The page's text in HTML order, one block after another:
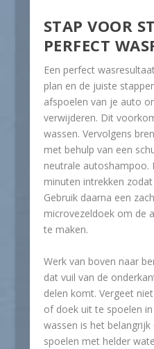
STAP VOOR
PERFECT
Een perfect
plan en de juiste
afspoelen van je auto
verwijderen. Dit
wassen. Vervolgens
met behulp van een
neutrale autoshampoo.
minuten intrekken
Gebruik daarna een
microvezeldoek om de
te maken.
Werk van boven naar
dat vuil van de
delen komt. Vergeet
of doek uit te spoelen
wassen is het
spoelen met helder